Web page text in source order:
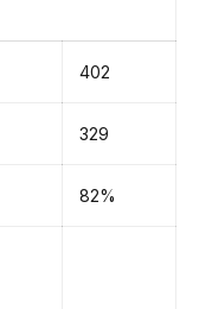
402
329
82%